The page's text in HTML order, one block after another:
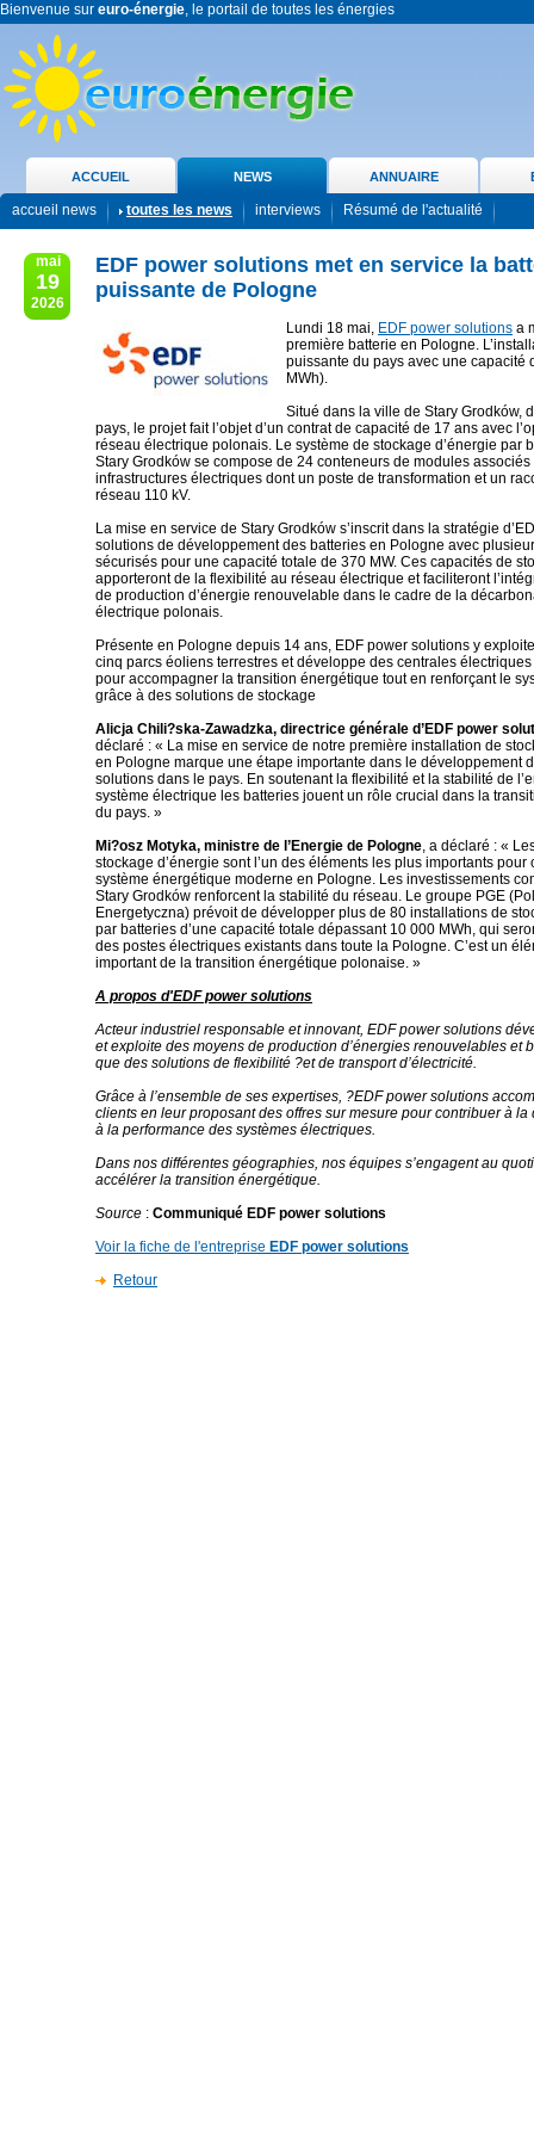
Bienvenue sur euro-énergie, le portail de toutes les énergies
ACCUEIL NEWS ANNUAIRE
accueil news toutes les news interviews Résumé de l'actualité
mai
19
2026
EDF power solutions met en service la
puissante de Pologne
Lundi 18 mai, EDF power solutions a
première batterie en Pologne.
puissante du pays avec une capacité
MWh).
Situé dans la ville de Stary Grodków,
pays, le projet fait l’objet d’un contrat de capacité de 17 ans avec
réseau électrique polonais. Le système de stockage d’énergie par
Stary Grodków se compose de 24 conteneurs de modules associés
infrastructures électriques dont un poste de transformation et un
réseau 110 kV.
La mise en service de Stary Grodków s’inscrit dans la stratégie
solutions de développement des batteries en Pologne avec
sécurisés pour une capacité totale de 370 MW. Ces capacités de
apporteront de la flexibilité au réseau électrique et faciliteront
de production d’énergie renouvelable dans le cadre de la
électrique polonais.
Présente en Pologne depuis 14 ans, EDF power solutions y
cinq parcs éoliens terrestres et développe des centrales
pour accompagner la transition énergétique tout en renforçant le
grâce à des solutions de stockage
Alicja Chili?ska-Zawadzka, directrice générale d’EDF power
déclaré : « La mise en service de notre première installation de
en Pologne marque une étape importante dans le développement
solutions dans le pays. En soutenant la flexibilité et la stabilité de
système électrique les batteries jouent un rôle crucial dans la
du pays. »
Mi?osz Motyka, ministre de l’Energie de Pologne, a déclaré : «
stockage d’énergie sont l’un des éléments les plus importants pour
système énergétique moderne en Pologne. Les investissements
Stary Grodków renforcent la stabilité du réseau. Le groupe PGE
Energetyczna) prévoit de développer plus de 80 installations de
par batteries d’une capacité totale dépassant 10 000 MWh, qui
des postes électriques existants dans toute la Pologne. C’est un
important de la transition énergétique polonaise. »
A propos d'EDF power solutions
Acteur industriel responsable et innovant, EDF power solutions
et exploite des moyens de production d’énergies renouvelables et
que des solutions de flexibilité ?et de transport d’électricité.
Grâce à l’ensemble de ses expertises, ?EDF power solutions
clients en leur proposant des offres sur mesure pour contribuer à la
à la performance des systèmes électriques.
Dans nos différentes géographies, nos équipes s’engagent au
accélérer la transition énergétique.
Source : Communiqué EDF power solutions
Voir la fiche de l'entreprise EDF power solutions
Retour